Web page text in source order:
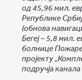
од 45,96 мил.
Републике
(обнова
Бегеј – 5,8 мил.
болнице
пројекту
подручја канала